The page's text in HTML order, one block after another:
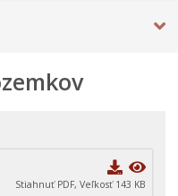
Stiahnuť PDF, Veľkosť 143 KB